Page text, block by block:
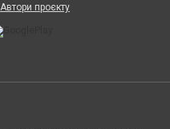
Автори проєкту